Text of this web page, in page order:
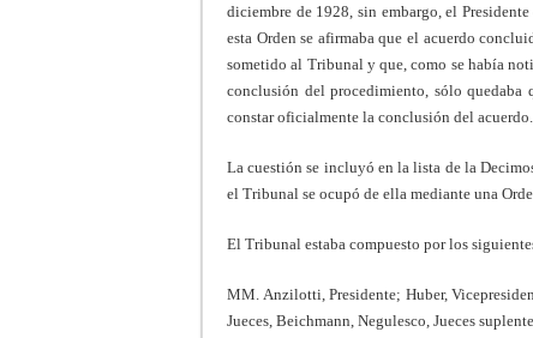
diciembre de 1928, sin embargo, el
esta Orden se afirmaba que el acuerdo
sometido al Tribunal y que, como se había
conclusión del procedimiento, sólo
constar oficialmente la conclusión del acuerdo.
La cuestión se incluyó en la lista de la
el Tribunal se ocupó de ella mediante una
El Tribunal estaba compuesto por los
MM. Anzilotti, Presidente; Huber,
Jueces, Beichmann, Negulesco, Jueces